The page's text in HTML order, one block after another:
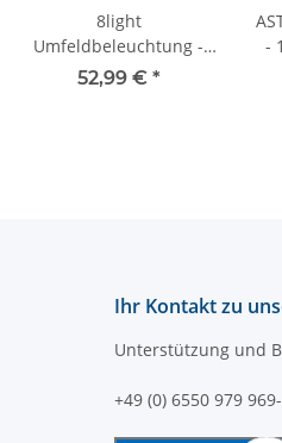
8light
Umfeldbeleuchtung -
35° Gehäusewinkel -
52,99 € *
-
Ihr Kontakt zu
Unterstützung und
+49 (0) 6550 979